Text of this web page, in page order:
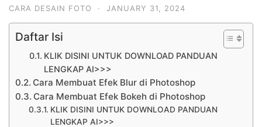
CARA DESAIN FOTO · JANUARY 31, 2024
Daftar Isi
KLIK DISINI UNTUK DOWNLOAD PANDUAN
LENGKAP AI>>>
Cara Membuat Efek Blur di Photoshop
Cara Membuat Efek Bokeh di Photoshop
KLIK DISINI UNTUK DOWNLOAD PANDUAN
LENGKAP AI>>>